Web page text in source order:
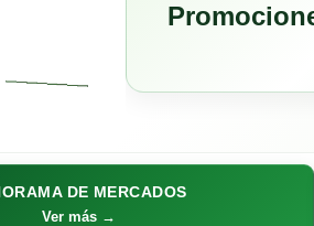
DE MERCADOS
Ver más →